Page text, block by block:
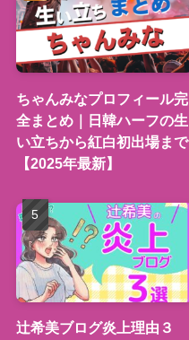
ちゃんみなプロフィール完
全まとめ｜日韓ハーフの生
い立ちから紅白初出場まで
【2025年最新】
辻希美ブログ炎上理由３